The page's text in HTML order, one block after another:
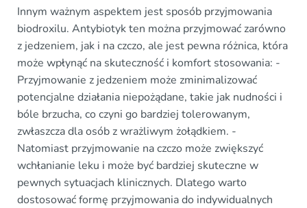
Innym ważnym aspektem jest sposób przyjmowania
biodroxilu. Antybiotyk ten można przyjmować zarówno
z jedzeniem, jak i na czczo, ale jest pewna różnica, która
może wpłynąć na skuteczność i komfort stosowania: -
Przyjmowanie z jedzeniem może zminimalizować
potencjalne działania niepożądane, takie jak nudności i
bóle brzucha, co czyni go bardziej tolerowanym,
zwłaszcza dla osób z wrażliwym żołądkiem. -
Natomiast przyjmowanie na czczo może zwiększyć
wchłanianie leku i może być bardziej skuteczne w
pewnych sytuacjach klinicznych. Dlatego warto
dostosować formę przyjmowania do indywidualnych